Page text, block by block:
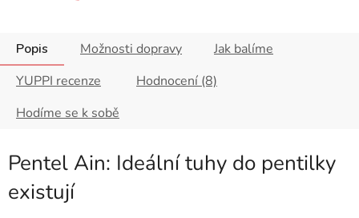
Popis Možnosti dopravy
Jak balíme
YUPPI recenze
Hodnocení (8)
Hodíme se k sobě
Pentel Ain: Ideální tuhy do pentilky
existují